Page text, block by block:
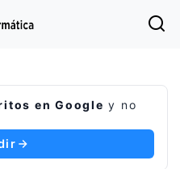
en Google y no